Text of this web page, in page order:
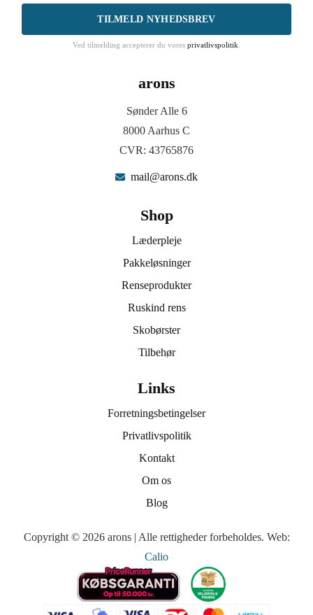
TILMELD NYHEDSBREV
Ved tilmelding accepterer du vores privatlivspolitik.
arons
Sønder Alle 6
8000 Aarhus C
CVR: 43765876
mail@arons.dk
Shop
Læderpleje
Pakkeløsninger
Renseprodukter
Ruskind rens
Skobørster
Tilbehør
Links
Forretningsbetingelser
Privatlivspolitik
Kontakt
Om os
Blog
Copyright © 2026 arons | Alle rettigheder forbeholdes. Web:
Calio